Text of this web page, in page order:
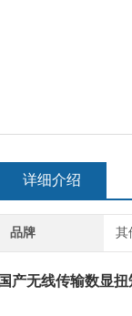
详细介绍
品牌 其
国产无线传输数显